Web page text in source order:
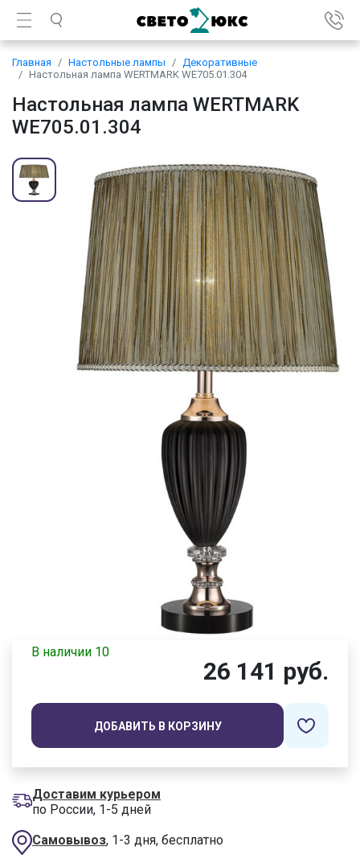
Главная Настольные лампы
Декоративные
Настольная лампа WERTMARK WE705.01.304
Настольная лампа WERTMARK
WE705.01.304
В наличии 10
26 141 руб.
ДОБАВИТЬ В КОРЗИНУ
Доставим курьером
по России, 1-5 дней
Самовывоз, 1-3 дня, бесплатно